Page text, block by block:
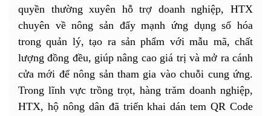
quyền thường xuyên hỗ trợ doanh nghiệp, HTX
chuyên về nông sản đẩy mạnh ứng dụng số hóa
trong quản lý, tạo ra sản phẩm với mẫu mã, chất
lượng đồng đều, giúp nâng cao giá trị và mở ra cánh
cửa mới để nông sản tham gia vào chuỗi cung ứng.
Trong lĩnh vực trồng trọt, hàng trăm doanh nghiệp,
HTX, hộ nông dân đã triển khai dán tem QR Code